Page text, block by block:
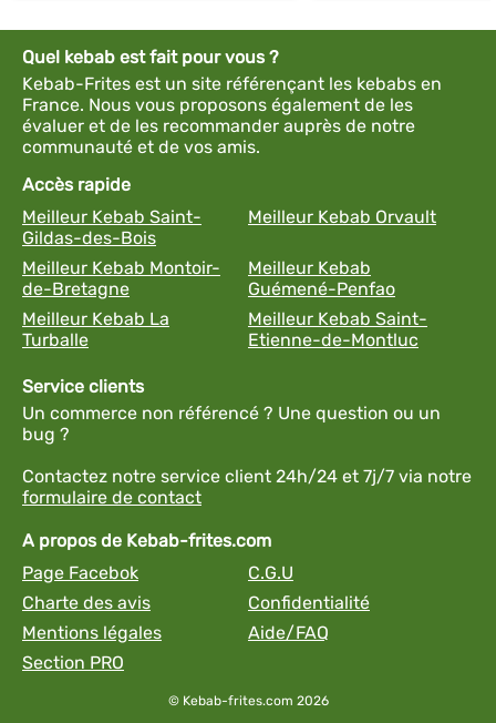
Quel kebab est fait pour vous ?
Kebab-Frites est un site référençant les kebabs en
France. Nous vous proposons également de les
évaluer et de les recommander auprès de notre
communauté et de vos amis.
Accès rapide
Meilleur Kebab Saint-
Gildas-des-Bois
Meilleur Kebab Orvault
Meilleur Kebab Montoir-
de-Bretagne
Meilleur Kebab
Guémené-Penfao
Meilleur Kebab La
Turballe
Meilleur Kebab Saint-
Etienne-de-Montluc
Service clients
Un commerce non référencé ? Une question ou un
bug ?
Contactez notre service client 24h/24 et 7j/7 via notre
formulaire de contact
A propos de Kebab-frites.com
Page Facebok
C.G.U
Charte des avis
Confidentialité
Mentions légales
Aide/FAQ
Section PRO
© Kebab-frites.com 2026